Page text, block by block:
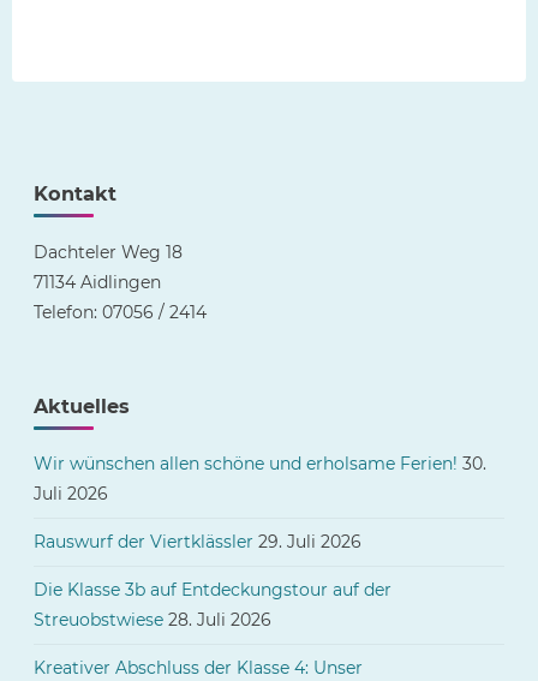
Kontakt
Dachteler Weg 18
71134 Aidlingen
Telefon: 07056 / 2414
Aktuelles
Wir wünschen allen schöne und erholsame Ferien! 30.
Juli 2026
Rauswurf der Viertklässler 29. Juli 2026
Die Klasse 3b auf Entdeckungstour auf der
Streuobstwiese 28. Juli 2026
Kreativer Abschluss der Klasse 4: Unser